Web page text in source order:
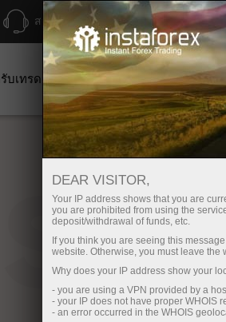
สนับสนุน เปิดบัญชีเทรด
บเทรดเดอร์ สำหรับผู้เริ่มต้นใหม่ สำ
DEAR VISITOR,
Your IP address shows that you are
you are prohibited from using the
deposit/withdrawal of funds, etc.
If you think you are seeing this
website. Otherwise, you must leave
Why does your IP address show your
- you are using a VPN provided by a
- your IP does not have proper WHOIS
- an error occurred in the WHOIS